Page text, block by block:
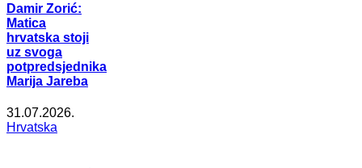
Damir Zorić:
Matica
hrvatska stoji
uz svoga
potpredsjednika
Marija Jareba
31.07.2026.
Hrvatska